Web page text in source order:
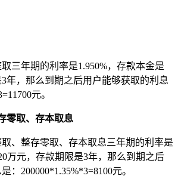
三年期的利率是1.950%，存款本金是
年，那么到期之后用户能够获取的利息
元。
零取、存本取息
、整存零取、存本取息三年期的利率是
万元，存款期限是3年，那么到期之后
：200000*1.35%*3=8100元。